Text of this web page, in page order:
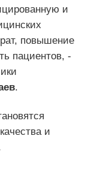
и
повышение
пациентов, -
.
и